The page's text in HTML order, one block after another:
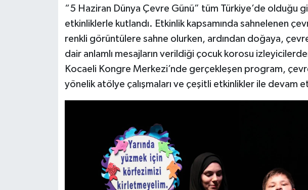
“5 Haziran Dünya Çevre Günü” tüm Türkiye’de olduğu
etkinliklerle kutlandı. Etkinlik kapsamında sahnelenen
renkli görüntülere sahne olurken, ardından doğaya,
dair anlamlı mesajların verildiği çocuk korosu
Kocaeli Kongre Merkezi’nde gerçekleşen program, çevre
yönelik atölye çalışmaları ve çeşitli etkinlikler ile devam